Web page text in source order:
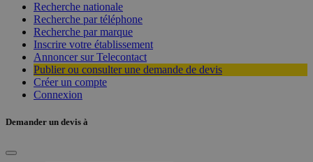
Recherche nationale
Recherche par téléphone
Recherche par marque
Inscrire votre établissement
Annoncer sur Telecontact
Publier ou consulter une demande de devis
Créer un compte
Connexion
Demander un devis à